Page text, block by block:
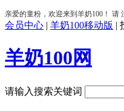
会员中心 | 羊奶100移动版 |
羊奶100网
请输入搜索关键词